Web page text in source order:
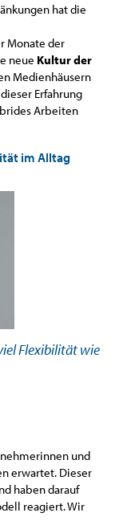
hat die
Monate der
neue Kultur der
Medienhäusern
Erfahrung
Arbeiten
im Alltag
Flexibilität wie
und
erwartet. Dieser
haben darauf
reagiert. Wir